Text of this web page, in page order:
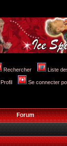
Rechercher Liste
Profil Se connecter
Forum